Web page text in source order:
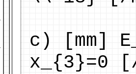
c) [mm]
x_{3}=0 [/